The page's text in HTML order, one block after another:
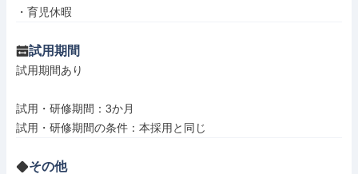
・育児休暇
試用期間
試用期間あり
試用・研修期間：3か月
その他